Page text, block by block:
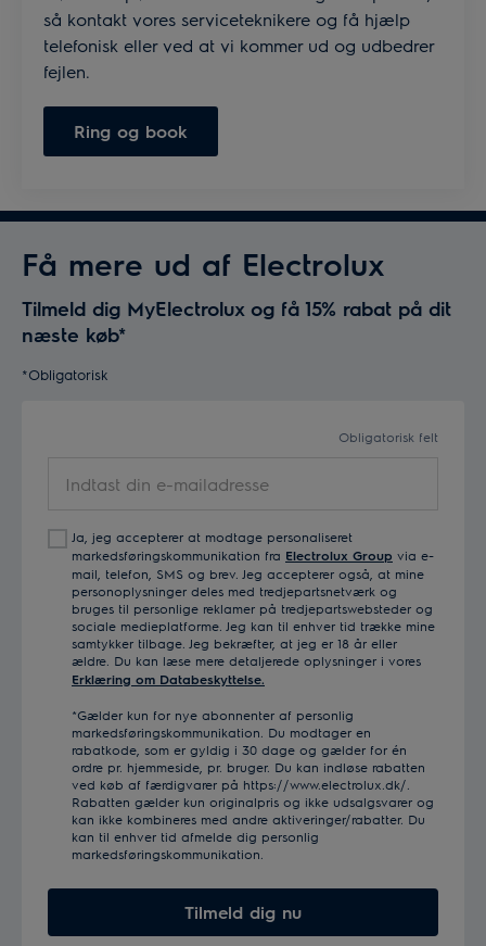
så kontakt vores serviceteknikere og få hjælp
telefonisk eller ved at vi kommer ud og udbedrer
fejlen.
Ring og book
Få mere ud af Electrolux
Tilmeld dig MyElectrolux og få 15% rabat på dit
næste køb*
*Obligatorisk
Obligatorisk felt
din
mailadresse
Ja, jeg accepterer at modtage personaliseret
markedsføringskommunikation fra Electrolux Group via e-
mail, telefon, SMS og brev. Jeg accepterer også, at mine
personoplysninger deles med tredjepartsnetværk og
bruges til personlige reklamer på tredjepartswebsteder og
sociale medieplatforme. Jeg kan til enhver tid trække mine
samtykker tilbage. Jeg bekræfter, at jeg er 18 år eller
ældre. Du kan læse mere detaljerede oplysninger i vores
Erklæring om Databeskyttelse.
*Gælder kun for nye abonnenter af personlig
markedsføringskommunikation. Du modtager en
rabatkode, som er gyldig i 30 dage og gælder for én
ordre pr. hjemmeside, pr. bruger. Du kan indløse rabatten
ved køb af færdigvarer på https://www.electrolux.dk/.
Rabatten gælder kun originalpris og ikke udsalgsvarer og
kan ikke kombineres med andre aktiveringer/rabatter. Du
kan til enhver tid afmelde dig personlig
markedsføringskommunikation.
Tilmeld dig nu